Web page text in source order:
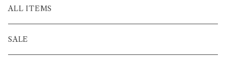
ALL ITEMS
SALE